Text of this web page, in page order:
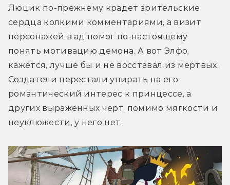
Люцик по-прежнему крадет зрительские
сердца колкими комментариями, а визит
персонажей в ад помог по-настоящему
понять мотивацию демона. А вот Элфо,
кажется, лучше бы и не восставал из мертвых.
Создатели перестали упирать на его
романтический интерес к принцессе, а
других выраженных черт, помимо мягкости и
неуклюжести, у него нет.